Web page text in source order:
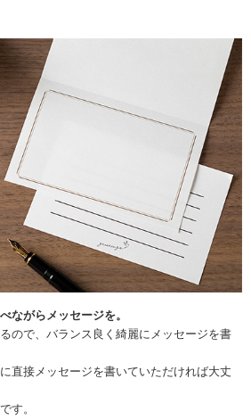
ながらメッセージを。
ので、バランス良く綺麗にメッセージを書
直接メッセージを書いていただければ大丈
す。